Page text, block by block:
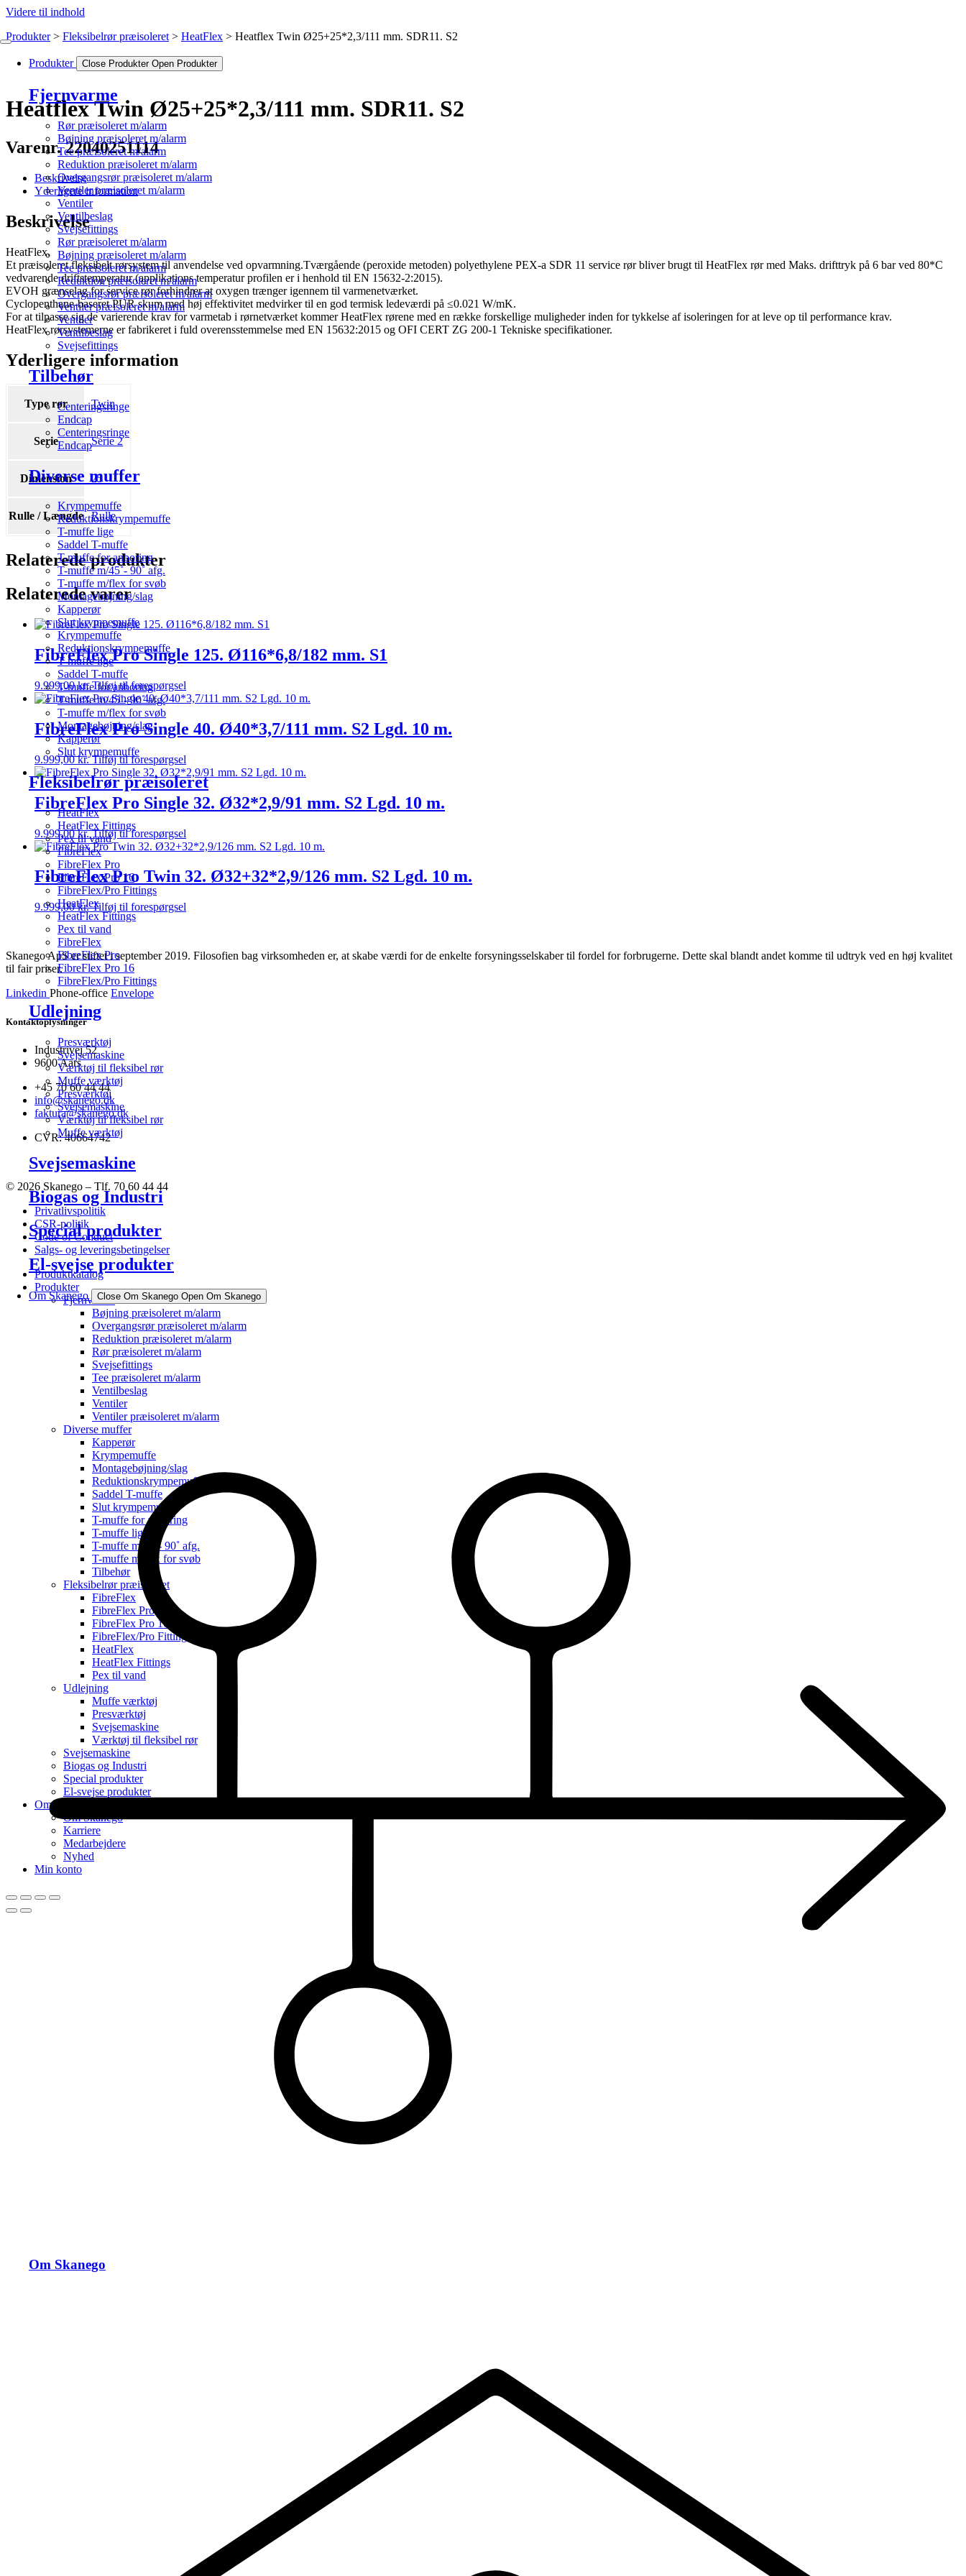
Videre til indhold
Produkter Close Produkter Open Produkter
Fjernvarme
Rør præisoleret m/alarm
Bøjning præisoleret m/alarm
Tee præisoleret m/alarm
Reduktion præisoleret m/alarm
Overgangsrør præisoleret m/alarm
Ventiler præisoleret m/alarm
Ventiler
Ventilbeslag
Svejsefittings
Rør præisoleret m/alarm
Bøjning præisoleret m/alarm
Tee præisoleret m/alarm
Reduktion præisoleret m/alarm
Overgangsrør præisoleret m/alarm
Ventiler præisoleret m/alarm
Ventiler
Ventilbeslag
Svejsefittings
Tilbehør
Centeringsringe
Endcap
Centeringsringe
Endcap
Diverse muffer
Krympemuffe
Reduktionskrympemuffe
T-muffe lige
Saddel T-muffe
T-muffe for anboring
T-muffe m/45˚- 90˚ afg.
T-muffe m/flex for svøb
Montagebøjning/slag
Kapperør
Slut krympemuffe
Krympemuffe
Reduktionskrympemuffe
T-muffe lige
Saddel T-muffe
T-muffe for anboring
T-muffe m/45˚- 90˚ afg.
T-muffe m/flex for svøb
Montagebøjning/slag
Kapperør
Slut krympemuffe
Fleksibelrør præisoleret
HeatFlex
HeatFlex Fittings
Pex til vand
FibreFlex
FibreFlex Pro
FibreFlex Pro 16
FibreFlex/Pro Fittings
HeatFlex
HeatFlex Fittings
Pex til vand
FibreFlex
FibreFlex Pro
FibreFlex Pro 16
FibreFlex/Pro Fittings
Udlejning
Presværktøj
Svejsemaskine
Værktøj til fleksibel rør
Muffe værktøj
Presværktøj
Svejsemaskine
Værktøj til fleksibel rør
Muffe værktøj
Svejsemaskine
Biogas og Industri
Special produkter
El-svejse produkter
Om Skanego Close Om Skanego Open Om Skanego
Om Skanego
Produkter Fleksibelrør præisoleret HeatFlex Heatflex Twin Ø25+25*2,3/111 mm. SDR11. S2
Heatflex Twin Ø25+25*2,3/111 mm. SDR11. S2
Varenr. 22040251114
Beskrivelse
Yderligere information
Beskrivelse
HeatFlex.
Et præisoleret fleksibelt rørsystem til anvendelse ved opvarmning.Tværgående (peroxide metoden) polyethylene PEX-a SDR 11 service rør bliver brugt til HeatFlex rør med Maks. drifttryk på 6 bar ved 80*C
vedvarende driftstemperatur (applikations temperatur profilen er i henhold til EN 15632-2:2015).
EVOH grænselag for service rør forhindrer at oxygen trænger igennem til varmenetværket.
Cyclopenthane-baseret PUR skum med høj effektivitet medvirker til en god termisk ledeværdi på ≤0.021 W/mK.
For at tilpasse sig de varierende krav for varmetab i rørnetværket kommer HeatFlex rørene med en række forskellige muligheder inden for tykkelse af isoleringen for at leve op til performance krav.
HeatFlex rørsystemerne er fabrikeret i fuld overensstemmelse med EN 15632:2015 og OFI CERT ZG 200-1 Tekniske specifikationer.
Yderligere information
Type rør Twin
Serie Serie 2
Dimension 25
Rulle / Længde Rulle
Relaterede produkter
Relaterede varer
FibreFlex Pro Single 125. Ø116*6,8/182 mm. S1
9.999,00kr. Tilføj til forespørgsel
FibreFlex Pro Single 40. Ø40*3,7/111 mm. S2 Lgd. 10 m.
9.999,00kr. Tilføj til forespørgsel
FibreFlex Pro Single 32. Ø32*2,9/91 mm. S2 Lgd. 10 m.
9.999,00kr. Tilføj til forespørgsel
FibreFlex Pro Twin 32. Ø32+32*2,9/126 mm. S2 Lgd. 10 m.
9.999,00kr. Tilføj til forespørgsel
Skanego ApS er stiftet i september 2019. Filosofien bag virksomheden er, at skabe værdi for de enkelte forsyningsselskaber til fordel for forbrugerne. Dette skal blandt andet komme til udtryk ved en høj kvalitet
til fair priser.
Linkedin Phone-office Envelope
Kontaktoplysninger
Industrivej 52
9600 Aars
+45 70 60 44 44
info@skanego.dk
faktura@skanego.dk
CVR: 40664742
© 2026 Skanego – Tlf. 70 60 44 44
Privatlivspolitik
CSR-politik
Code of Conduct
Salgs- og leveringsbetingelser
Produktkatalog
Produkter
Fjernvarme
Bøjning præisoleret m/alarm
Overgangsrør præisoleret m/alarm
Reduktion præisoleret m/alarm
Rør præisoleret m/alarm
Svejsefittings
Tee præisoleret m/alarm
Ventilbeslag
Ventiler
Ventiler præisoleret m/alarm
Diverse muffer
Kapperør
Krympemuffe
Montagebøjning/slag
Reduktionskrympemuffe
Saddel T-muffe
Slut krympemuffe
T-muffe for anboring
T-muffe lige
T-muffe m/45˚- 90˚ afg.
T-muffe m/flex for svøb
Tilbehør
Fleksibelrør præisoleret
FibreFlex
FibreFlex Pro
FibreFlex Pro 16
FibreFlex/Pro Fittings
HeatFlex
HeatFlex Fittings
Pex til vand
Udlejning
Muffe værktøj
Presværktøj
Svejsemaskine
Værktøj til fleksibel rør
Svejsemaskine
Biogas og Industri
Special produkter
El-svejse produkter
Om Skanego
Om Skanego
Karriere
Medarbejdere
Nyhed
Min konto